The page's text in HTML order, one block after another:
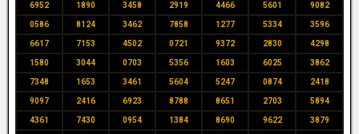
6952 1890 3458 2919 4466 5601 9082
0586 8124 3462 7858 1277 5334 3596
6617 7153 4502 0721 9372 2830 4298
1580 3044 0703 5356 1603 6025 3862
7348 1653 3461 5604 5247 0874 2418
9097 2416 6923 8788 8651 2703 5894
4361 7430 0954 1384 8690 9622 3879